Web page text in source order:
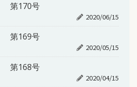
第170号
2020/06/15
第169号
2020/05/15
第168号
2020/04/15